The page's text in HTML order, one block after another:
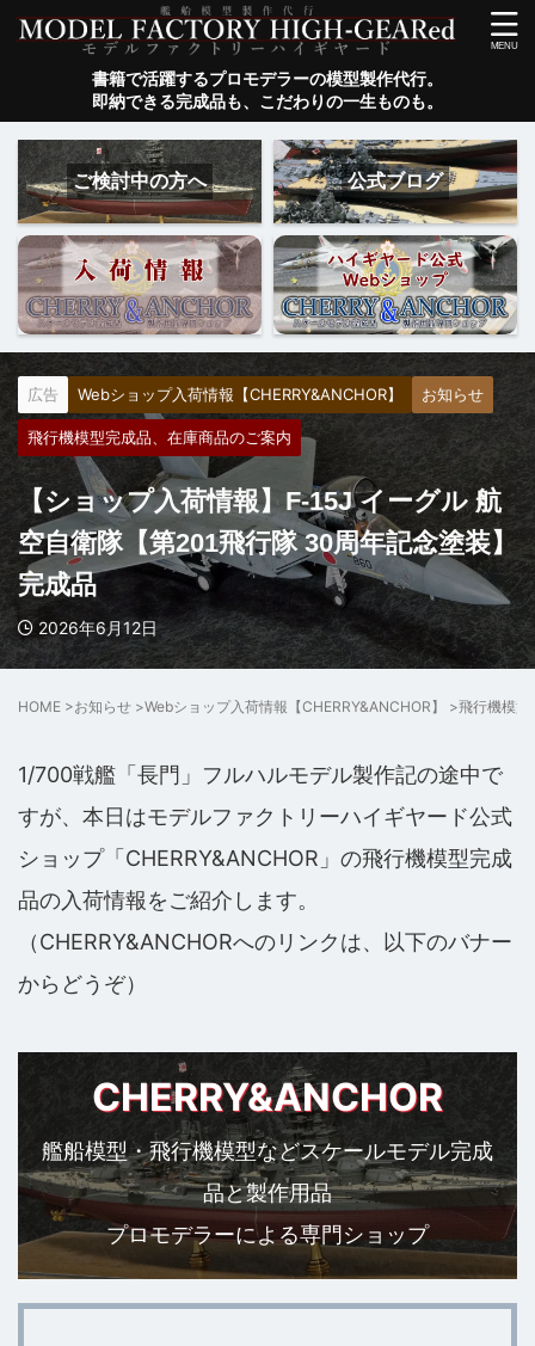
書籍で活躍するプロモデラーの模型製作代行。
即納できる完成品も、こだわりの一生ものも。
ご検討中の方へ 公式ブログ
広告 Webショップ入荷情報【CHERRY&ANCHOR】 お知らせ
飛行機模型完成品、在庫商品のご案内
【ショップ入荷情報】F-15J イーグル 航
空自衛隊【第201飛行隊 30周年記念塗装】
完成品
2026年6月12日
HOME >お知らせ >Webショップ入荷情報【CHERRY&ANCHOR】 >飛行機模型
1/700戦艦「長門」フルハルモデル製作記の途中で
すが、本日はモデルファクトリーハイギヤード公式
ショップ「CHERRY&ANCHOR」の飛行機模型完成
品の入荷情報をご紹介します。
（CHERRY&ANCHORへのリンクは、以下のバナー
からどうぞ）
CHERRY&ANCHOR
艦船模型・飛行機模型などスケールモデル完成
品と製作用品
プロモデラーによる専門ショップ